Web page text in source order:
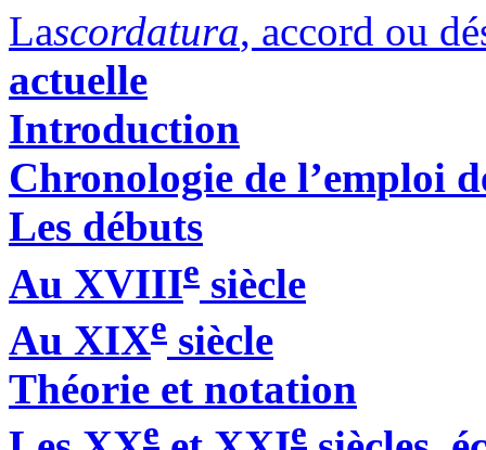
Lascordatura, accord ou
actuelle
Introduction
Chronologie de l’emploi
Les débuts
Au XVIIIe siècle
Au XIXe siècle
Théorie et notation
e e